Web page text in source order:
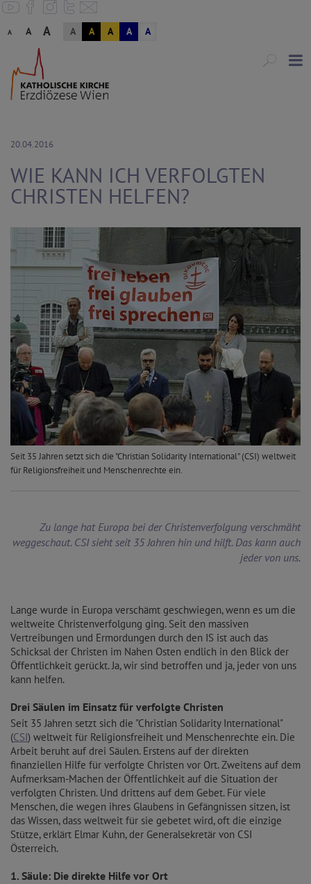
A A A A A A A A
20.04.2016
WIE KANN ICH VERFOLGTEN
CHRISTEN HELFEN?
Seit 35 Jahren setzt sich die "Christian Solidarity International" (CSI) weltweit
für Religionsfreiheit und Menschenrechte ein.
Zu lange hat Europa bei der Christenverfolgung verschmäht
weggeschaut. CSI sieht seit 35 Jahren hin und hilft. Das kann auch
jeder von uns.
Lange wurde in Europa verschämt geschwiegen, wenn es um die
weltweite Christenverfolgung ging. Seit den massiven
Vertreibungen und Ermordungen durch den IS ist auch das
Schicksal der Christen im Nahen Osten endlich in den Blick der
Öffentlichkeit gerückt. Ja, wir sind betroffen und ja, jeder von uns
kann helfen.
Drei Säulen im Einsatz für verfolgte Christen
Seit 35 Jahren setzt sich die "Christian Solidarity International"
(CSI) weltweit für Religionsfreiheit und Menschenrechte ein. Die
Arbeit beruht auf drei Säulen. Erstens auf der direkten
finanziellen Hilfe für verfolgte Christen vor Ort. Zweitens auf dem
Aufmerksam-Machen der Öffentlichkeit auf die Situation der
verfolgten Christen. Und drittens auf dem Gebet. Für viele
Menschen, die wegen ihres Glaubens in Gefängnissen sitzen, ist
das Wissen, dass weltweit für sie gebetet wird, oft die einzige
Stütze, erklärt Elmar Kuhn, der Generalsekretär von CSI
Österreich.
1. Säule: Die direkte Hilfe vor Ort